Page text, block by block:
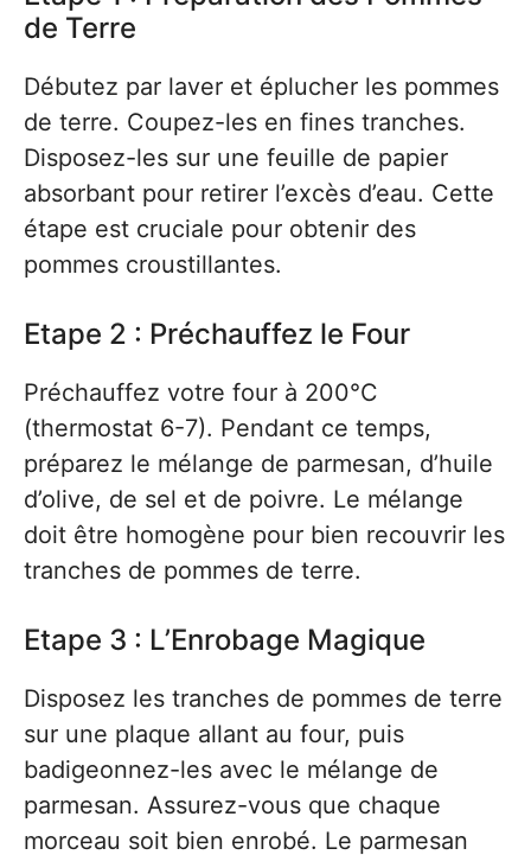
de Terre
Débutez par laver et éplucher les pommes
de terre. Coupez-les en fines tranches.
Disposez-les sur une feuille de papier
absorbant pour retirer l’excès d’eau. Cette
étape est cruciale pour obtenir des
pommes croustillantes.
Etape 2 : Préchauffez le Four
Préchauffez votre four à 200°C
(thermostat 6-7). Pendant ce temps,
préparez le mélange de parmesan, d’huile
d’olive, de sel et de poivre. Le mélange
doit être homogène pour bien recouvrir les
tranches de pommes de terre.
Etape 3 : L’Enrobage Magique
Disposez les tranches de pommes de terre
sur une plaque allant au four, puis
badigeonnez-les avec le mélange de
parmesan. Assurez-vous que chaque
morceau soit bien enrobé. Le parmesan